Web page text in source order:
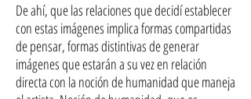
De ahí, que las relaciones que decidí establecer
con estas imágenes implica formas compartidas
de pensar, formas distintivas de generar
imágenes que estarán a su vez en relación
directa con la noción de humanidad que maneja